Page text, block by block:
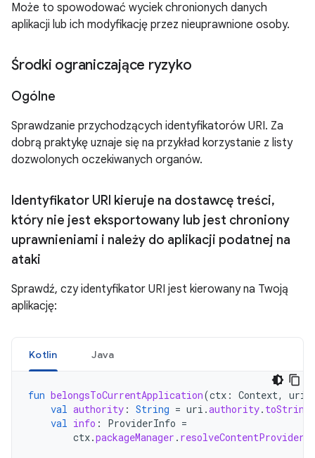
Może to spowodować wyciek chronionych danych
aplikacji lub ich modyfikację przez nieuprawnione osoby.
Środki ograniczające ryzyko
Ogólne
Sprawdzanie przychodzących identyfikatorów URI. Za
dobrą praktykę uznaje się na przykład korzystanie z listy
dozwolonych oczekiwanych organów.
Identyfikator URI kieruje na dostawcę treści,
który nie jest eksportowany lub jest chroniony
uprawnieniami i należy do aplikacji podatnej na
ataki
Sprawdź, czy identyfikator URI jest kierowany na Twoją
aplikację:
Kotlin Java
fun belongsToCurrentApplication(ctx : Context, uri
val authority : String = uri .authority. toString
val info : ProviderInfo =
ctx.packageManager . resolveContentProvider